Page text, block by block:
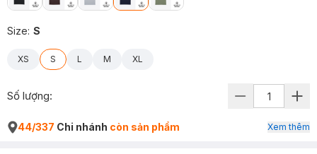
Size: S
XS S L M XL
Số lượng:
44/337 Chi nhánh còn sản phẩm Xem thêm